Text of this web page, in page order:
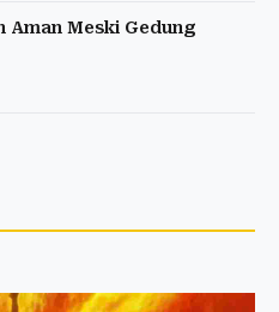
Aman Meski Gedung